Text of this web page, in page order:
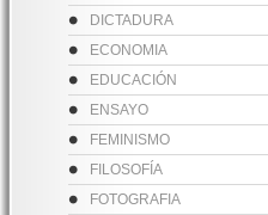
DICTADURA
ECONOMIA
EDUCACIÓN
ENSAYO
FEMINISMO
FILOSOFÍA
FOTOGRAFIA